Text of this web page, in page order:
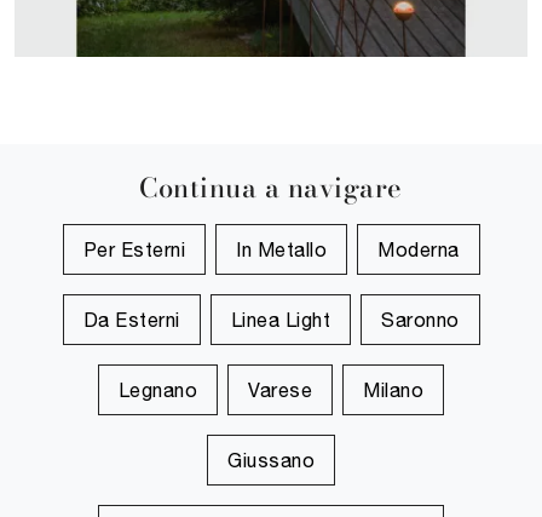
Continua a navigare
Per Esterni In Metallo Moderna
Da Esterni Linea Light Saronno
Legnano Varese Milano
Giussano